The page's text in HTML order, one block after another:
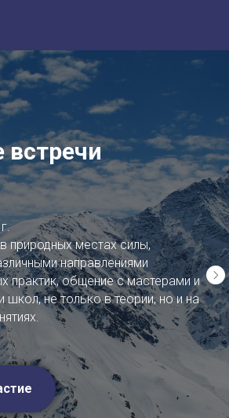
природных местах силы,
направлениями
практик, общение с мастерами и
школ, не только в теории, но и на